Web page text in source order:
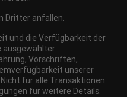
Dritter anfallen.
und die Verfügbarkeit der
ausgewählter
Vorschriften,
unserer
für alle Transaktionen
für weitere Details.